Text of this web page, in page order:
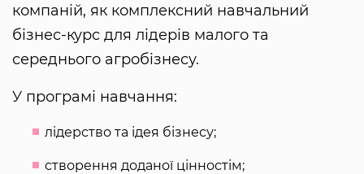
компаній, як комплексний навчальний
бізнес-курс для лідерів малого та
середнього агробізнесу.
У програмі навчання:
лідерство та ідея бізнесу;
створення доданої цінностім;